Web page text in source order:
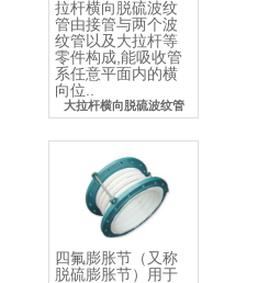
拉杆横向脱硫波纹
管由接管与两个波
纹管以及大拉杆等
零件构成,能吸收管
系任意平面内的横
向位..
大拉杆横向脱硫波纹管
四氟膨胀节（又称
脱硫膨胀节）用于